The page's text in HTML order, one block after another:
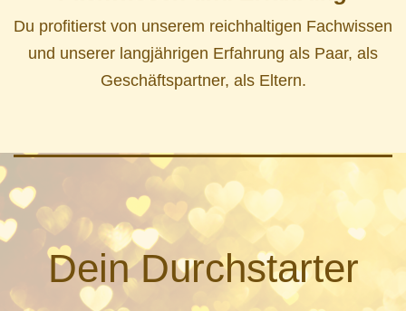
Du profitierst von unserem reichhaltigen Fachwissen
und unserer langjährigen Erfahrung als Paar, als
Geschäftspartner, als Eltern.
Dein Durchstarter